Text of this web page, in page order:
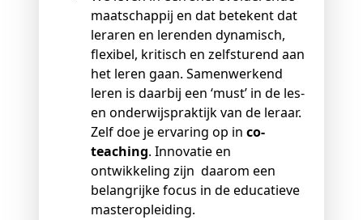
maatschappij en dat betekent dat
leraren en lerenden dynamisch,
flexibel, kritisch en zelfsturend aan
het leren gaan. Samenwerkend
leren is daarbij een ‘must’ in de les-
en onderwijspraktijk van de leraar.
Zelf doe je ervaring op in co-
teaching. Innovatie en
ontwikkeling zijn daarom een
belangrijke focus in de educatieve
masteropleiding.